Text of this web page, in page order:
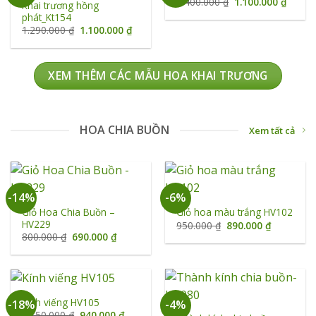
Khai trương hồng
phát_Kt154
1.290.000₫ Giá
là:
1.100.000₫Giá
tại
1.100.000 ₫.
gốc
là: tại
XEM THÊM CÁC MẪU HOA KHAI TRƯƠNG
HOA CHIA BUỒN Xem tất cả
-14%
Giỏ Hoa Chia Buồn –
HV229
800.000₫ Giá
gốc
là:
690.000₫Giá
tại
-6%
Giỏ hoa màu trắng HV102
950.000₫ Giá
gốc
là:
890.000₫Giá
tại
-18%Kính viếng HV105
-4%